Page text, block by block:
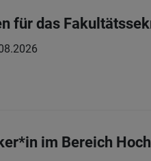
für das
im Bereich